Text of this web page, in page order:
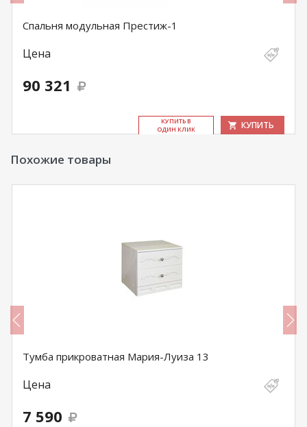
Спальня модульная Престиж-1
Цена
90 321
КУ­ПИТЬ В
ОДИН КЛИК
КУПИТЬ
Похожие товары
Тумба прикроватная Мария-Луиза 13
Цена
7 590